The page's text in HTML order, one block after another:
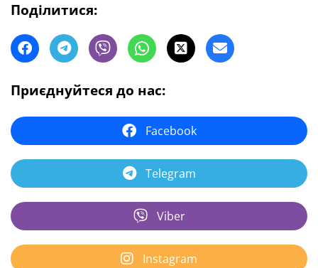
Поділитися:
Приєднуйтеся до нас:
Facebook
Telegram
Viber
Instagram